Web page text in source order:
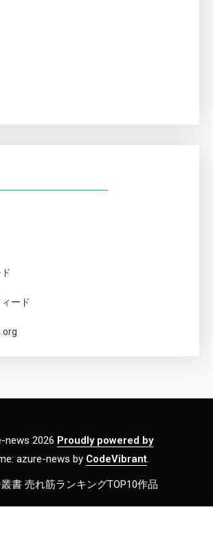
ード
news 2026 Proudly powered by
azure-news by CodeVibrant
書 売れ筋ランキングTOP10作品